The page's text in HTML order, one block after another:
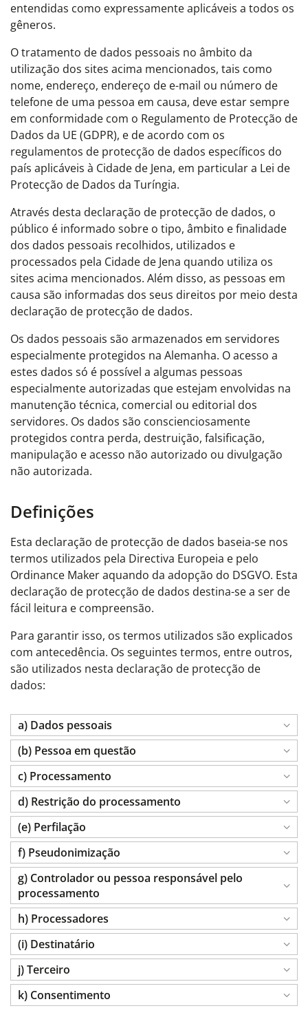
entendidas como expressamente aplicáveis a todos os
gêneros.
O tratamento de dados pessoais no âmbito da
utilização dos sites acima mencionados, tais como
nome, endereço, endereço de e-mail ou número de
telefone de uma pessoa em causa, deve estar sempre
em conformidade com o Regulamento de Protecção de
Dados da UE (GDPR), e de acordo com os
regulamentos de protecção de dados específicos do
país aplicáveis à Cidade de Jena, em particular a Lei de
Protecção de Dados da Turíngia.
Através desta declaração de protecção de dados, o
público é informado sobre o tipo, âmbito e finalidade
dos dados pessoais recolhidos, utilizados e
processados pela Cidade de Jena quando utiliza os
sites acima mencionados. Além disso, as pessoas em
causa são informadas dos seus direitos por meio desta
declaração de protecção de dados.
Os dados pessoais são armazenados em servidores
especialmente protegidos na Alemanha. O acesso a
estes dados só é possível a algumas pessoas
especialmente autorizadas que estejam envolvidas na
manutenção técnica, comercial ou editorial dos
servidores. Os dados são conscienciosamente
protegidos contra perda, destruição, falsificação,
manipulação e acesso não autorizado ou divulgação
não autorizada.
Definições
Esta declaração de protecção de dados baseia-se nos
termos utilizados pela Directiva Europeia e pelo
Ordinance Maker aquando da adopção do DSGVO. Esta
declaração de protecção de dados destina-se a ser de
fácil leitura e compreensão.
Para garantir isso, os termos utilizados são explicados
com antecedência. Os seguintes termos, entre outros,
são utilizados nesta declaração de protecção de
dados:
a) Dados pessoais
(b) Pessoa em questão
c) Processamento
d) Restrição do processamento
(e) Perfilação
f) Pseudonimização
g) Controlador ou pessoa responsável pelo
processamento
h) Processadores
(i) Destinatário
j) Terceiro
k) Consentimento